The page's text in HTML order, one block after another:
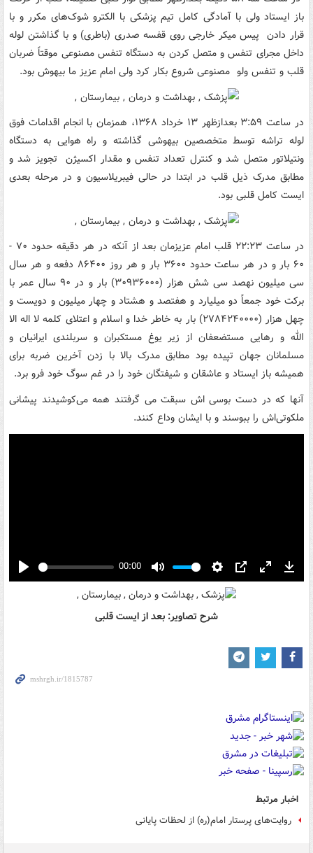
‎‏باز ایستاد ولی با آمادگی کامل تیم پزشکی با الکترو شوک‌های مکرر و با
قرار دادن‏‎ ‎‏ پیس میکر خارجی روی قفسه صدری (باطری) و با گذاشتن لوله
داخل مجرای‏‎ ‎‏تنفس و متصل کردن به دستگاه تنفس مصنوعی موقتاً ضربان
قلب و تنفس ولو‏‎ ‎‏ مصنوعی شروع بکار کرد ولی امام عزیز ما بیهوش بود.‏
‏‏در ساعت ۳:۵۹ بعدازظهر‏ ۱۳ خرداد ۱۳۶۸، همزمان با انجام اقدامات فوق
لوله تراشه توسط متخصصین بیهوشی گذاشته‏‎ ‎‏و راه هوایی به دستگاه
ونتیلاتور متصل شد و کنترل تعداد تنفس و مقدار اکسیژن‏‎ ‎‏ تجویز شد و
‏‏در ساعت ۲۲:۲۳ قلب امام عزیزمان بعد از آنکه‏‎ ‎‏در هر دقیقه حدود‏‎ ‎‏۷۰ -
‎‏سی میلیون نهصد سی شش هزار (۳۰۹۳۶۰۰۰) بار و در ۹۰ سال عمر با
برکت خود‏‎ ‎‏جمعاً دو میلیارد و هفتصد و هشتاد و چهار میلیون و دویست و
چهل هزار‏‎) ‎‏۲۷۸۴۲۴۰۰۰۰) بار به خاطر خدا و اسلام و اعتلای کلمه لا اله الا
الله و رهایی‏‎ ‎‏مستضعفان از زیر یوغ مستکبران و سربلندی ایرانیان و
مسلمانان جهان تپیده بود‏‎ ‎‏مطابق مدرک بالا با زدن آخرین ضربه برای
همیشه باز ایستاد و عاشقان و شیفتگان‏‎ ‎‏خود را در غم سوگ خود فرو برد.‏
آنها که در دست بوسی اش سبقت می گرفتند همه می‌کوشیدند پیشانی
ملکوتی‌اش را ببوسند و با ایشان وداع کنند.‏
Play
00:00
Mute Settings
PIP Enter
شرح تصاویر:‌ بعد از ایست قلبی
اخبار مرتبط
روایت‌های پرستار امام(ره) از لحظات پایانی